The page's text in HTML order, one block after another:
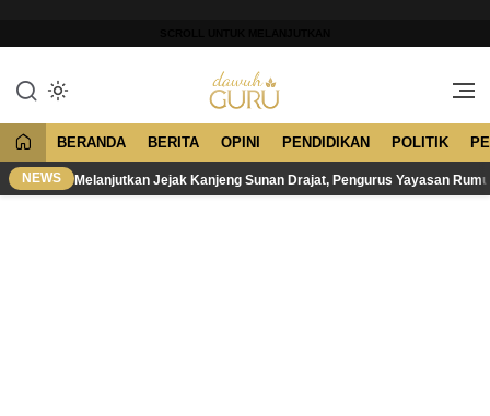
konten
Dawuh Guru
Merawat Tradisi, Membangun
BERANDA BERITA OPINI PENDIDIKAN POLITIK
NEWS Melanjutkan Jejak Kanjeng Sunan Drajat, Pengurus Yayasan